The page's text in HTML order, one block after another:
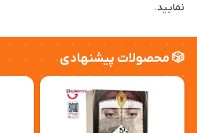
نمایید.
🎲 محصولات پیشنهادی